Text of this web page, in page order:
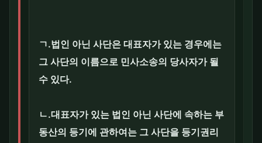
ㄱ.법인 아닌 사단은 대표자가 있는 경우에는
그 사단의 이름으로 민사소송의 당사자가 될
수 있다.
ㄴ.대표자가 있는 법인 아닌 사단에 속하는 부
동산의 등기에 관하여는 그 사단을 등기권리